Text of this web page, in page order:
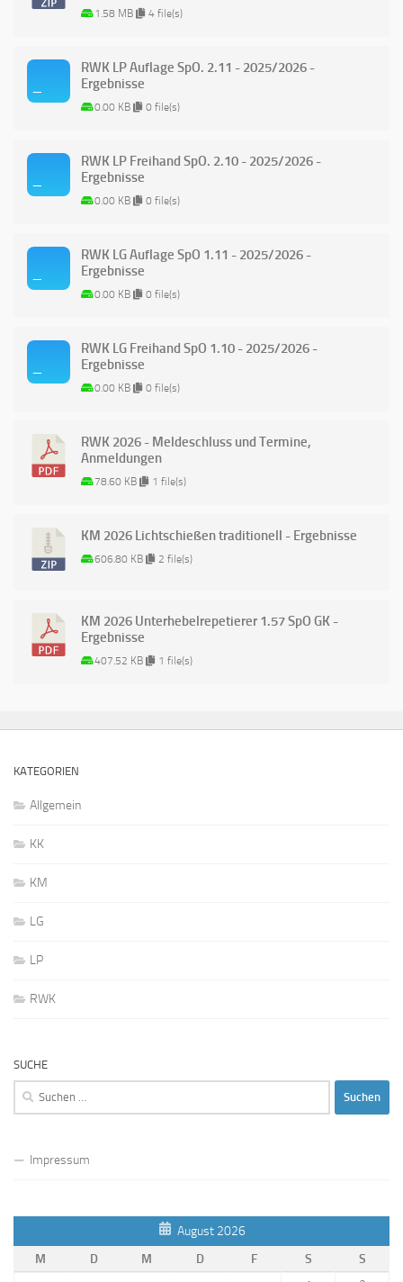
1.58 MB 4 file(s)
RWK LP Auflage SpO. 2.11 - 2025/2026 -
Ergebnisse
0.00 KB 0 file(s)
RWK LP Freihand SpO. 2.10 - 2025/2026 -
Ergebnisse
0.00 KB 0 file(s)
RWK LG Auflage SpO 1.11 - 2025/2026 -
Ergebnisse
0.00 KB 0 file(s)
RWK LG Freihand SpO 1.10 - 2025/2026 -
Ergebnisse
0.00 KB 0 file(s)
RWK 2026 - Meldeschluss und Termine,
Anmeldungen
78.60 KB 1 file(s)
KM 2026 Lichtschießen traditionell - Ergebnisse
606.80 KB 2 file(s)
KM 2026 Unterhebelrepetierer 1.57 SpO GK -
Ergebnisse
407.52 KB 1 file(s)
KATEGORIEN
Allgemein
KK
KM
LG
LP
RWK
SUCHE
Suchen
Impressum
August 2026
M
D M D F S
S